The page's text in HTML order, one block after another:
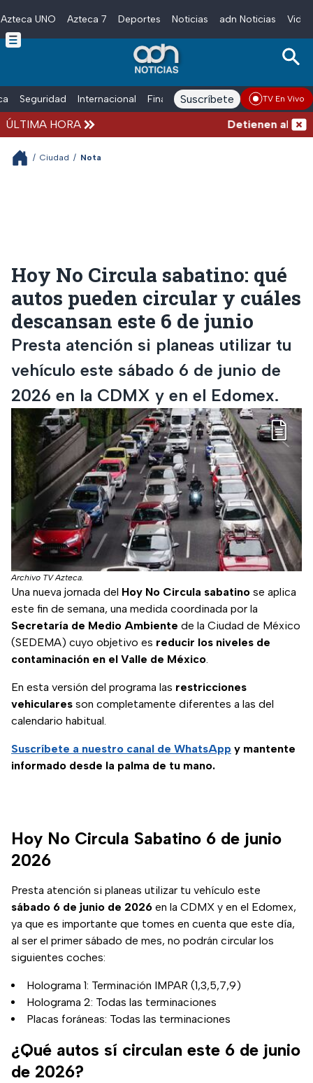
Skip to main content
Azteca UNO Azteca 7 Deportes Noticias adn Noticias
Seguridad Internacional Finanzas adn Noticias Radio
Suscríbete TV En Vivo
ÚLTIMA HORA Detienen al
/ Ciudad / Nota
Hoy No Circula sabatino: qué
autos pueden circular y cuáles
descansan este 6 de junio
Presta atención si planeas utilizar tu
vehículo este sábado 6 de junio de
2026 en la CDMX y en el Edomex.
Archivo TV Azteca.
Una nueva jornada del Hoy No Circula sabatino se aplica
este fin de semana, una medida coordinada por la
Secretaría de Medio Ambiente de la Ciudad de México
(SEDEMA) cuyo objetivo es reducir los niveles de
contaminación en el Valle de México.
En esta versión del programa las restricciones
vehiculares son completamente diferentes a las del
calendario habitual.
Suscríbete a nuestro canal de WhatsApp y mantente
informado desde la palma de tu mano.
Hoy No Circula Sabatino 6 de junio
2026
Presta atención si planeas utilizar tu vehículo este
sábado 6 de junio de 2026 en la CDMX y en el Edomex,
ya que es importante que tomes en cuenta que este día,
al ser el primer sábado de mes, no podrán circular los
siguientes coches:
Holograma 1: Terminación IMPAR (1,3,5,7,9)
Holograma 2: Todas las terminaciones
Placas foráneas: Todas las terminaciones
¿Qué autos sí circulan este 6 de junio
de 2026?